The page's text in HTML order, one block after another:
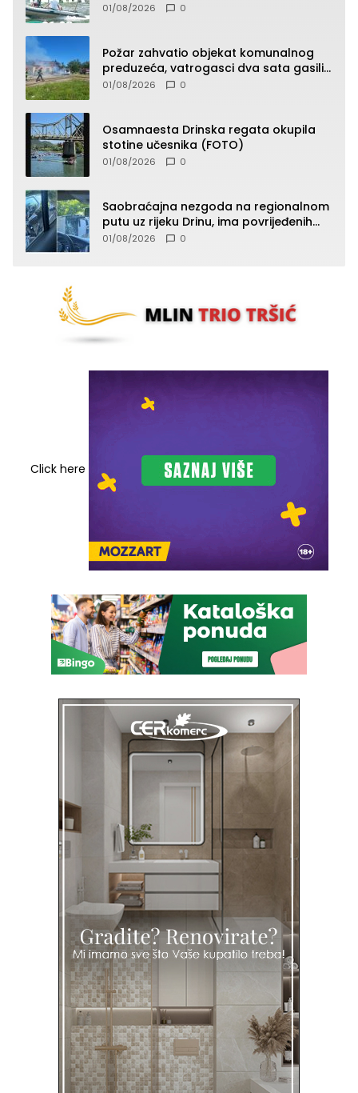
01/08/2026 0
Požar zahvatio objekat komunalnog
preduzeća, vatrogasci dva sata gasili
vatru (FOTO)
01/08/2026 0
Osamnaesta Drinska regata okupila
stotine učesnika (FOTO)
01/08/2026 0
Saobraćajna nezgoda na regionalnom
putu uz rijeku Drinu, ima povrijeđenih
lica (FOTO)
01/08/2026 0
Click here